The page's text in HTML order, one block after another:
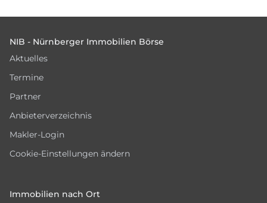
NIB - Nürnberger Immobilien Börse
Aktuelles
Termine
Partner
Anbieterverzeichnis
Makler-Login
Cookie-Einstellungen ändern
Immobilien nach Ort